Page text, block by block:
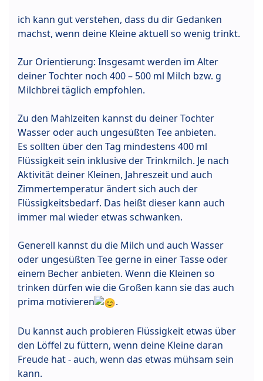
ich kann gut verstehen, dass du dir Gedanken
machst, wenn deine Kleine aktuell so wenig trinkt.
Zur Orientierung: Insgesamt werden im Alter
deiner Tochter noch 400 – 500 ml Milch bzw. g
Milchbrei täglich empfohlen.
Zu den Mahlzeiten kannst du deiner Tochter
Wasser oder auch ungesüßten Tee anbieten.
Es sollten über den Tag mindestens 400 ml
Flüssigkeit sein inklusive der Trinkmilch. Je nach
Aktivität deiner Kleinen, Jahreszeit und auch
Zimmertemperatur ändert sich auch der
Flüssigkeitsbedarf. Das heißt dieser kann auch
immer mal wieder etwas schwanken.
Generell kannst du die Milch und auch Wasser
oder ungesüßten Tee gerne in einer Tasse oder
einem Becher anbieten. Wenn die Kleinen so
trinken dürfen wie die Großen kann sie das auch
prima motivieren
.
Du kannst auch probieren Flüssigkeit etwas über
den Löffel zu füttern, wenn deine Kleine daran
Freude hat - auch, wenn das etwas mühsam sein
kann.